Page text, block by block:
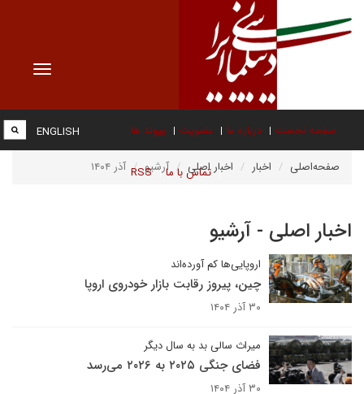
Toggle
صفحه نخست درباره ما عضویت پیوند ها
تماس با ما RSS
ENGLISH
صفحه‌اصلی اخبار اخبار اصلی آرشیو آذر ۱۴۰۴
اخبار اصلی - آرشیو
اروپایی‌ها کم آورده‌اند
چین، پیروز رقابت بازار خودروی اروپا
۳۰ آذر ۱۴۰۴
میراث سالی بد به سال دیگر
فضای جنگی ۲۰۲۵ به ۲۰۲۶ می‌رسد
۳۰ آذر ۱۴۰۴